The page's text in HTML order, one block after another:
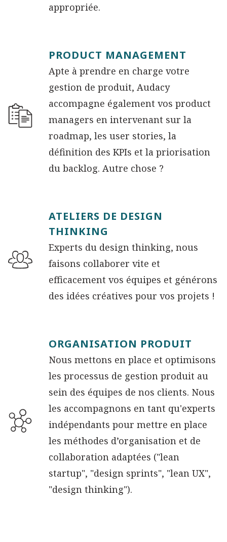
appropriée.
PRODUCT MANAGEMENT
Apte à prendre en charge votre
gestion de produit, Audacy
accompagne également vos product
managers en intervenant sur la
roadmap, les user stories, la
définition des KPIs et la priorisation
du backlog. Autre chose ?
ATELIERS DE DESIGN
THINKING
Experts du design thinking, nous
faisons collaborer vite et
efficacement vos équipes et générons
des idées créatives pour vos projets !
ORGANISATION PRODUIT
Nous mettons en place et optimisons
les processus de gestion produit au
sein des équipes de nos clients. Nous
les accompagnons en tant qu'experts
indépendants pour mettre en place
les méthodes d’organisation et de
collaboration adaptées ("lean
startup", "design sprints", "lean UX",
"design thinking").